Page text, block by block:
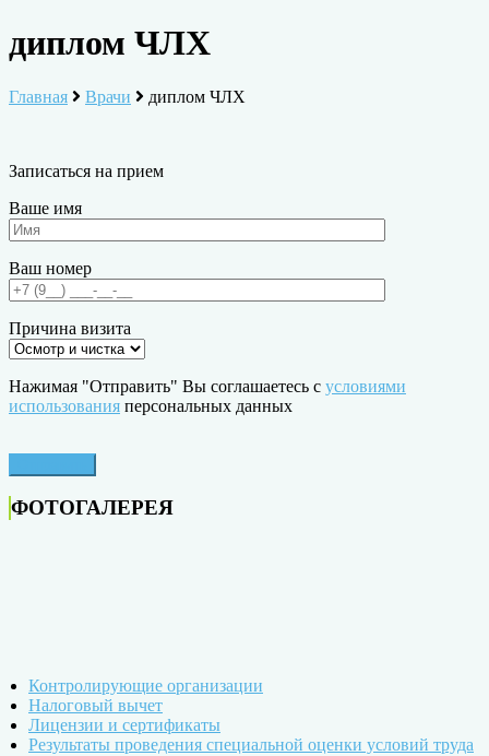
диплом ЧЛХ
Главная Врачи диплом ЧЛХ
Записаться на прием
Ваше имя
Ваш номер
Причина визита
Нажимая "Отправить" Вы соглашаетесь с условиями
использования персональных данных
ФОТОГАЛЕРЕЯ
Контролирующие организации
Налоговый вычет
Лицензии и сертификаты
Результаты проведения специальной оценки условий труда